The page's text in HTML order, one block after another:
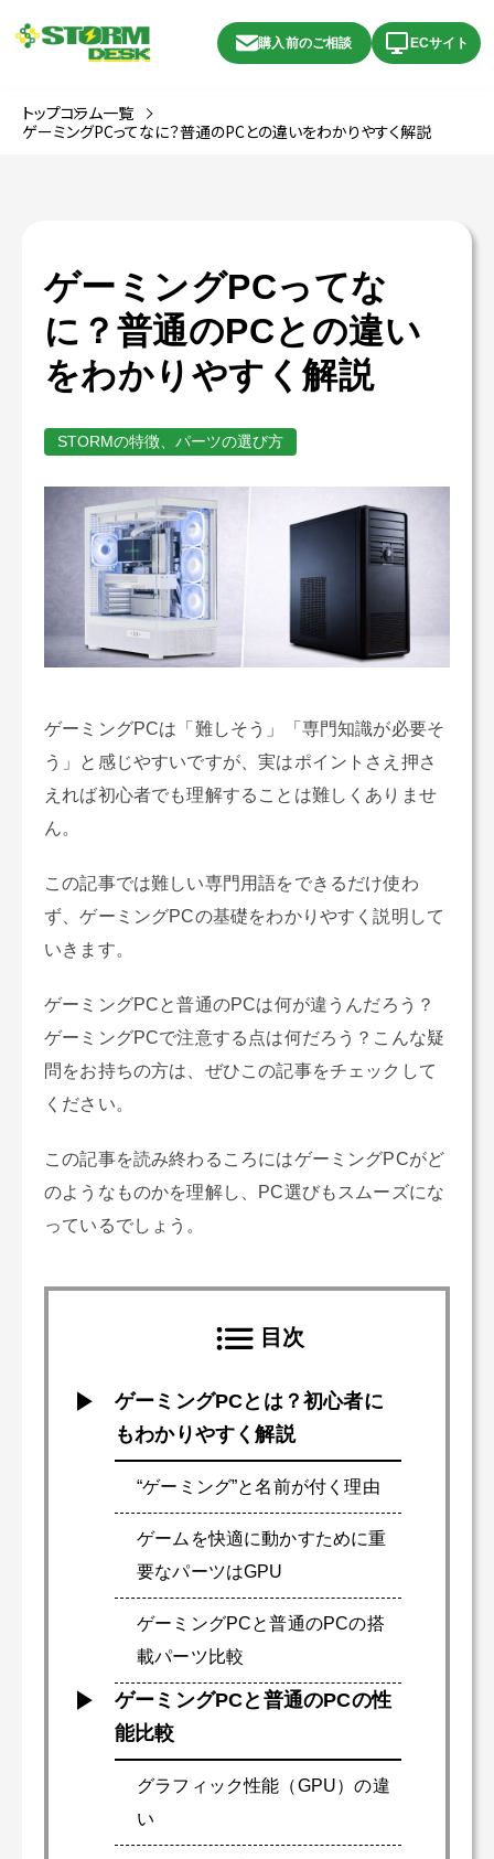
購入前のご相談 ECサイト
トップコラム一覧
ゲーミングPCってなに？普通のPCとの違いをわかりやすく解説
ゲーミングPCってな
に？普通のPCとの違い
をわかりやすく解説
STORMの特徴、パーツの選び方
ゲーミングPCは「難しそう」「専門知識が必要そ
う」と感じやすいですが、実はポイントさえ押さ
えれば初心者でも理解することは難しくありませ
ん。
この記事では難しい専門用語をできるだけ使わ
ず、ゲーミングPCの基礎をわかりやすく説明して
いきます。
ゲーミングPCと普通のPCは何が違うんだろう？
ゲーミングPCで注意する点は何だろう？こんな疑
問をお持ちの方は、ぜひこの記事をチェックして
ください。
この記事を読み終わるころにはゲーミングPCがど
のようなものかを理解し、PC選びもスムーズにな
っているでしょう。
目次
ゲーミングPCとは？初心者に
もわかりやすく解説
“ゲーミング”と名前が付く理由
ゲームを快適に動かすために重
要なパーツはGPU
ゲーミングPCと普通のPCの搭
載パーツ比較
ゲーミングPCと普通のPCの性
能比較
グラフィック性能（GPU）の違
い